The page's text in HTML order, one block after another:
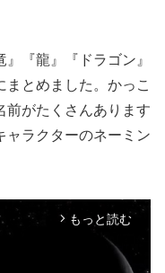
『龍』『ドラゴン』
とめました。かっこ
前がたくさんあります
ャラクターのネーミン
arrow_forward_ios もっと読む